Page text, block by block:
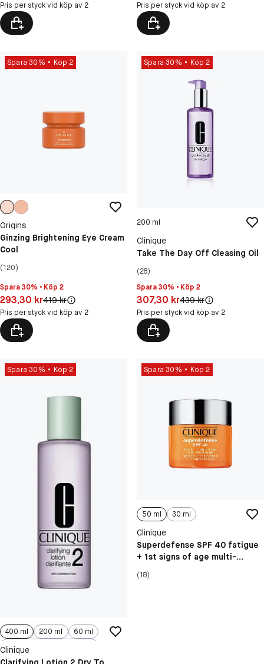
Pris per styck vid köp av 2 Pris per styck vid köp av 2
Spara 30% Köp 2
Origins
Ginzing Brightening Eye Cream
Cool
(120)
Spara 30% • Köp 2
Pris: 293,30 kr
293,30 krOriginal pris:
419 kr
Pris per styck vid köp av 2
Spara 30% Köp 2
200 ml
Clinique
Take The Day Off Cleasing Oil
(28)
Spara 30% • Köp 2
Pris: 307,30 kr
307,30 krOriginal pris:
439 kr
Pris per styck vid köp av 2
Spara 30% Köp 2
400 ml 200 ml
60 ml
Clinique
Spara 30% Köp 2
50 ml 30 ml
Clinique
Superdefense SPF 40 fatigue
+ 1st signs of age multi-
(18)